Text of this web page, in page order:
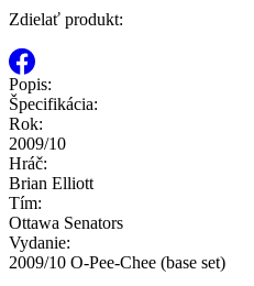
Zdielať produkt:
Popis:
Špecifikácia:
Rok:
2009/10
Hráč:
Brian Elliott
Tím:
Ottawa Senators
Vydanie:
2009/10 O-Pee-Chee (base set)